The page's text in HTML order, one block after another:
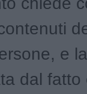
e
dal fatto